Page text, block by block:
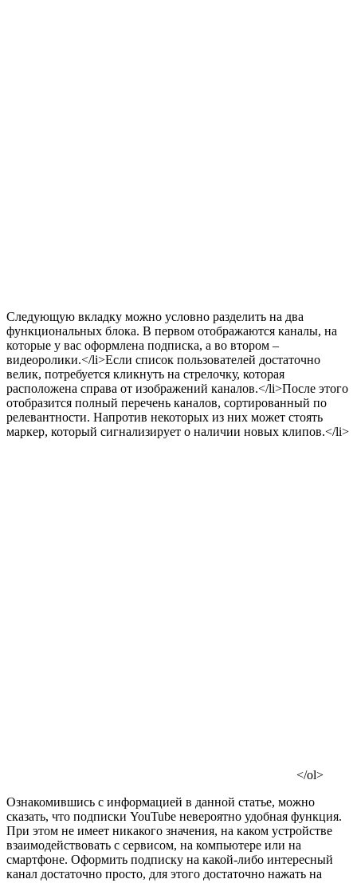
Следующую вкладку можно условно разделить на два
функциональных блока. В первом отображаются каналы, на
которые у вас оформлена подписка, а во втором –
видеоролики.</li>Если список пользователей достаточно
велик, потребуется кликнуть на стрелочку, которая
расположена справа от изображений каналов.</li>После этого
отобразится полный перечень каналов, сортированный по
релевантности. Напротив некоторых из них может стоять
маркер, который сигнализирует о наличии новых клипов.</li>
</ol>
Ознакомившись с информацией в данной статье, можно
сказать, что подписки YouTube невероятно удобная функция.
При этом не имеет никакого значения, на каком устройстве
взаимодействовать с сервисом, на компьютере или на
смартфоне. Оформить подписку на какой-либо интересный
канал достаточно просто, для этого достаточно нажать на